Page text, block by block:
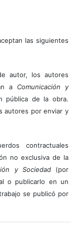
las siguientes
autor, los autores
a Comunicación y
pública de la obra.
autores por enviar y
contractuales
no exclusiva de la
y Sociedad(por
o publicarlo en un
se publicó por